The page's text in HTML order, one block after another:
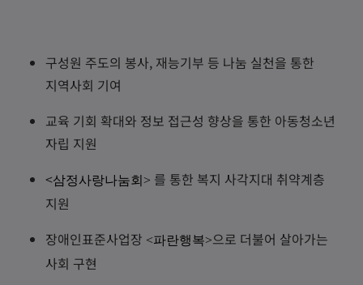
구성원 주도의 봉사, 재능기부 등 나눔 실천을 통한
지역사회 기여
교육 기회 확대와 정보 접근성 향상을 통한 아동청소년
자립 지원
<삼정사랑나눔회> 를 통한 복지 사각지대 취약계층
지원
장애인표준사업장 <파란행복>으로 더불어 살아가는
사회 구현